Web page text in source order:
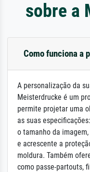
sobre a
Como funciona a
A personalização da
Meisterdrucke é um
permite projetar uma
as suas
o tamanho da
e acrescente a
moldura. Também
como passe-partouts,